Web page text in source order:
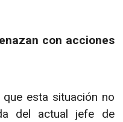
con acciones
que esta situación no
del actual jefe de